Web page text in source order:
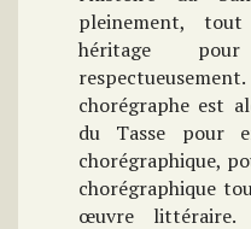
pleinement,
héritage
chorégraphe est
du Tasse pour
chorégraphique,
chorégraphique
œuvre